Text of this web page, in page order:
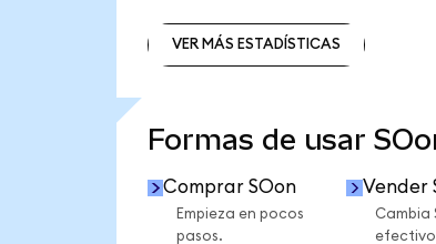
VER MÁS ESTADÍSTICAS
Formas de usar
Comprar SOon
Empieza en pocos
pasos.
Vender
Cambia